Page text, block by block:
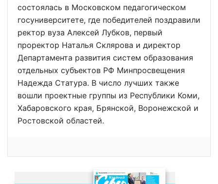
состоялась в Московском педагогическом
госуниверситете, где победителей поздравили
ректор вуза Алексей Лубков, первый
проректор Наталья Склярова и директор
Департамента развития систем образования
отдельных субъектов РФ Минпросвещения
Надежда Статура. В число лучших также
вошли проектные группы из Республики Коми,
Хабаровского края, Брянской, Воронежской и
Ростовской областей.